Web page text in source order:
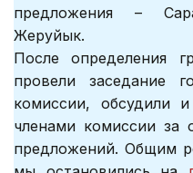
предложения –
Жеруйык.
После определения
провели заседание
комиссии, обсудили
членами комиссии за
предложений. Общим